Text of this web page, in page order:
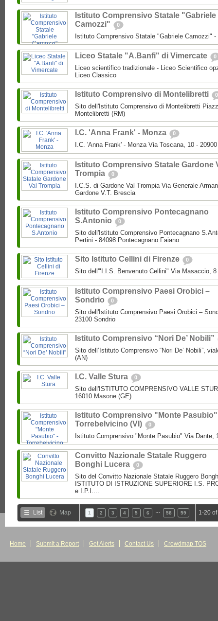
Istituto Comprensivo Statale "Gabriele
Camozzi"
0
Istituto Comprensivo Statale "Gabriele Camozzi"
Liceo Statale "A.Banfi" di Vimercate 0
Liceo scientifico tradizionale - Liceo Scientifico
Liceo Classico
Istituto Comprensivo di Montelibretti 0
Sito dell'Istituto Comprensivo di Montelibretti
Montelibretti (RM)
I.C. 'Anna Frank' - Monza 0
I.C. 'Anna Frank' - Monza Via Toscana, 10 -
Istituto Comprensivo Statale Gardone
Trompia
0
I.C.S. di Gardone Val Trompia Via Generale
Gardone V.T. Brescia
Istituto Comprensivo Pontecagnano
S.Antonio
0
Sito dell'Istituto Comprensivo Pontecagnano
Pertini - 84098 Pontecagnano Faiano
Sito Istituto Cellini di Firenze 0
Sito dell'"I.I.S. Benvenuto Cellini" Via Masaccio, 8
Istituto Comprensivo Paesi Orobici –
Sondrio
0
Sito dell'Istituto Comprensivo Paesi Orobici –
23100 Sondrio
Istituto Comprensivo “Nori De’ Nobili”
Sito dell’Istituto Comprensivo “Nori De’ Nobili”,
(AN)
I.C. Valle Stura 0
Sito dell'ISTITUTO COMPRENSIVO VALLE
16010 Masone (GE)
Istituto Comprensivo "Monte
Torrebelvicino (VI)
0
Istituto Comprensivo "Monte Pasubio" Via Dante,
Convitto Nazionale Statale Ruggero
Bonghi Lucera
0
Sito del Convitto Nazionale Statale Ruggero
ISTITUTO DI ISTRUZIONE SUPERIORE I.S.
e I.P.I....
List Map 1 2 3 4 5 6 58 59 1-20
Home Submit a Report Get Alerts Contact Us Crowdmap TOS